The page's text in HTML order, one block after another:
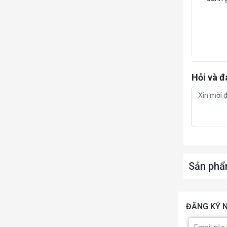
Kết
Hỏi và
Sản
ĐĂNG KÝ